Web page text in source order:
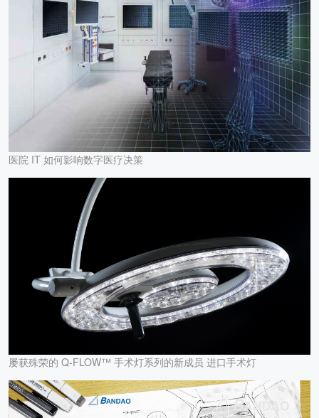
医院 IT 如何影响数字医疗决策
屡获殊荣的 Q-FLOW™ 手术灯系列的新成员 进口手术灯